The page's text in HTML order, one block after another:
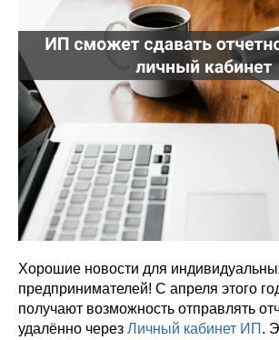
Хорошие новости для
предпринимателей! С апреля этого
получают возможность отправлять
удалённо через Личный кабинет ИП .